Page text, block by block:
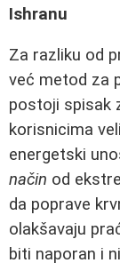
Ishranu
Za razliku od
već metod za
postoji spisak
korisnicima
energetski
način od
da poprave
olakšavaju
biti naporan i